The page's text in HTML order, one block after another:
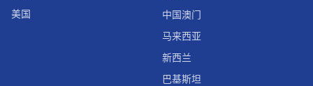
美国
中国澳门
马来西亚
新西兰
巴基斯坦